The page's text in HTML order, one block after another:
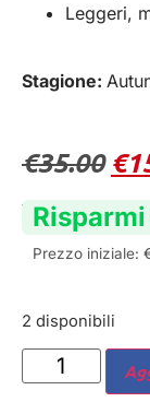
Leggeri,
Stagione:
€35.00 €
Risparmi
Prezzo iniziale:
2 disponibili